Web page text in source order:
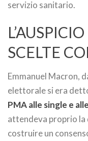
servizio sanitario.
SCELTE
Emmanuel Macron,
elettorale si era
PMA alle single e
attendeva proprio la
costruire un